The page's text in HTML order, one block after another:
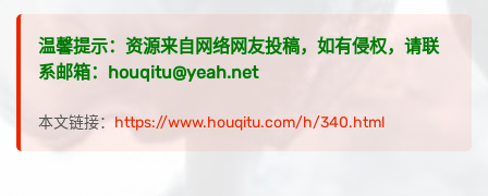
温馨提示：资源来自网络网友投稿，如有侵权，请联
系邮箱：houqitu@yeah.net
本文链接： https://www.houqitu.com/h/340.html